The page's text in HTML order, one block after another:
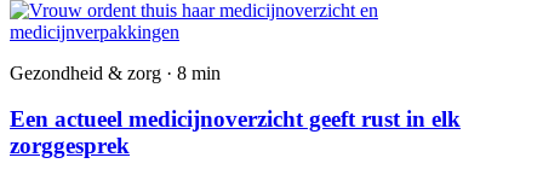
Gezondheid & zorg · 8 min
Een actueel medicijnoverzicht geeft rust in elk
zorggesprek